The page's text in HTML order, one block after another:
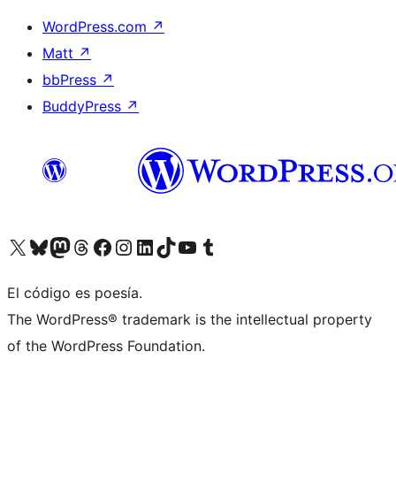
WordPress.com ↗
Matt ↗
bbPress ↗
BuddyPress ↗
Visita nuestra cuenta de X (anteriormente Twitter)
Visita nuestra cuenta de Bluesky
Visita nuestra cuenta de Mastodon
Visita nuestra cuenta de Threads
Visita nuestra página de Facebook
Visita nuestra cuenta de Instagram
Visita nuestra cuenta de LinkedIn
Visita nuestra cuenta de TikTok
Visita nuestro canal de YouTube
Visita nuestra cuenta de Tumblr
El código es poesía.
The WordPress® trademark is the intellectual property
of the WordPress Foundation.